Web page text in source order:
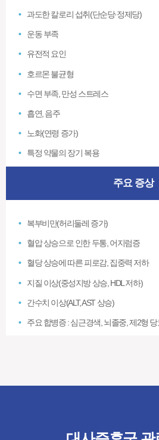
과도한 칼로리 섭취(단순당·정제당)
운동 부족
유전적 요인
호르몬 불균형
수면 부족, 만성 스트레스
흡연, 음주
노화(연령 증가)
특정 약물의 장기 복용
주요 증상
복부비만(허리둘레 증가)
혈압 상승으로 인한 두통, 어지럼증
혈당 상승에 따른 피로감, 집중력 저하
지질 이상(중성지방 상승, HDL 저하)
간수치 이상(ALT, AST 상승)
주요 합병증 : 심근경색, 뇌졸중, 제2형